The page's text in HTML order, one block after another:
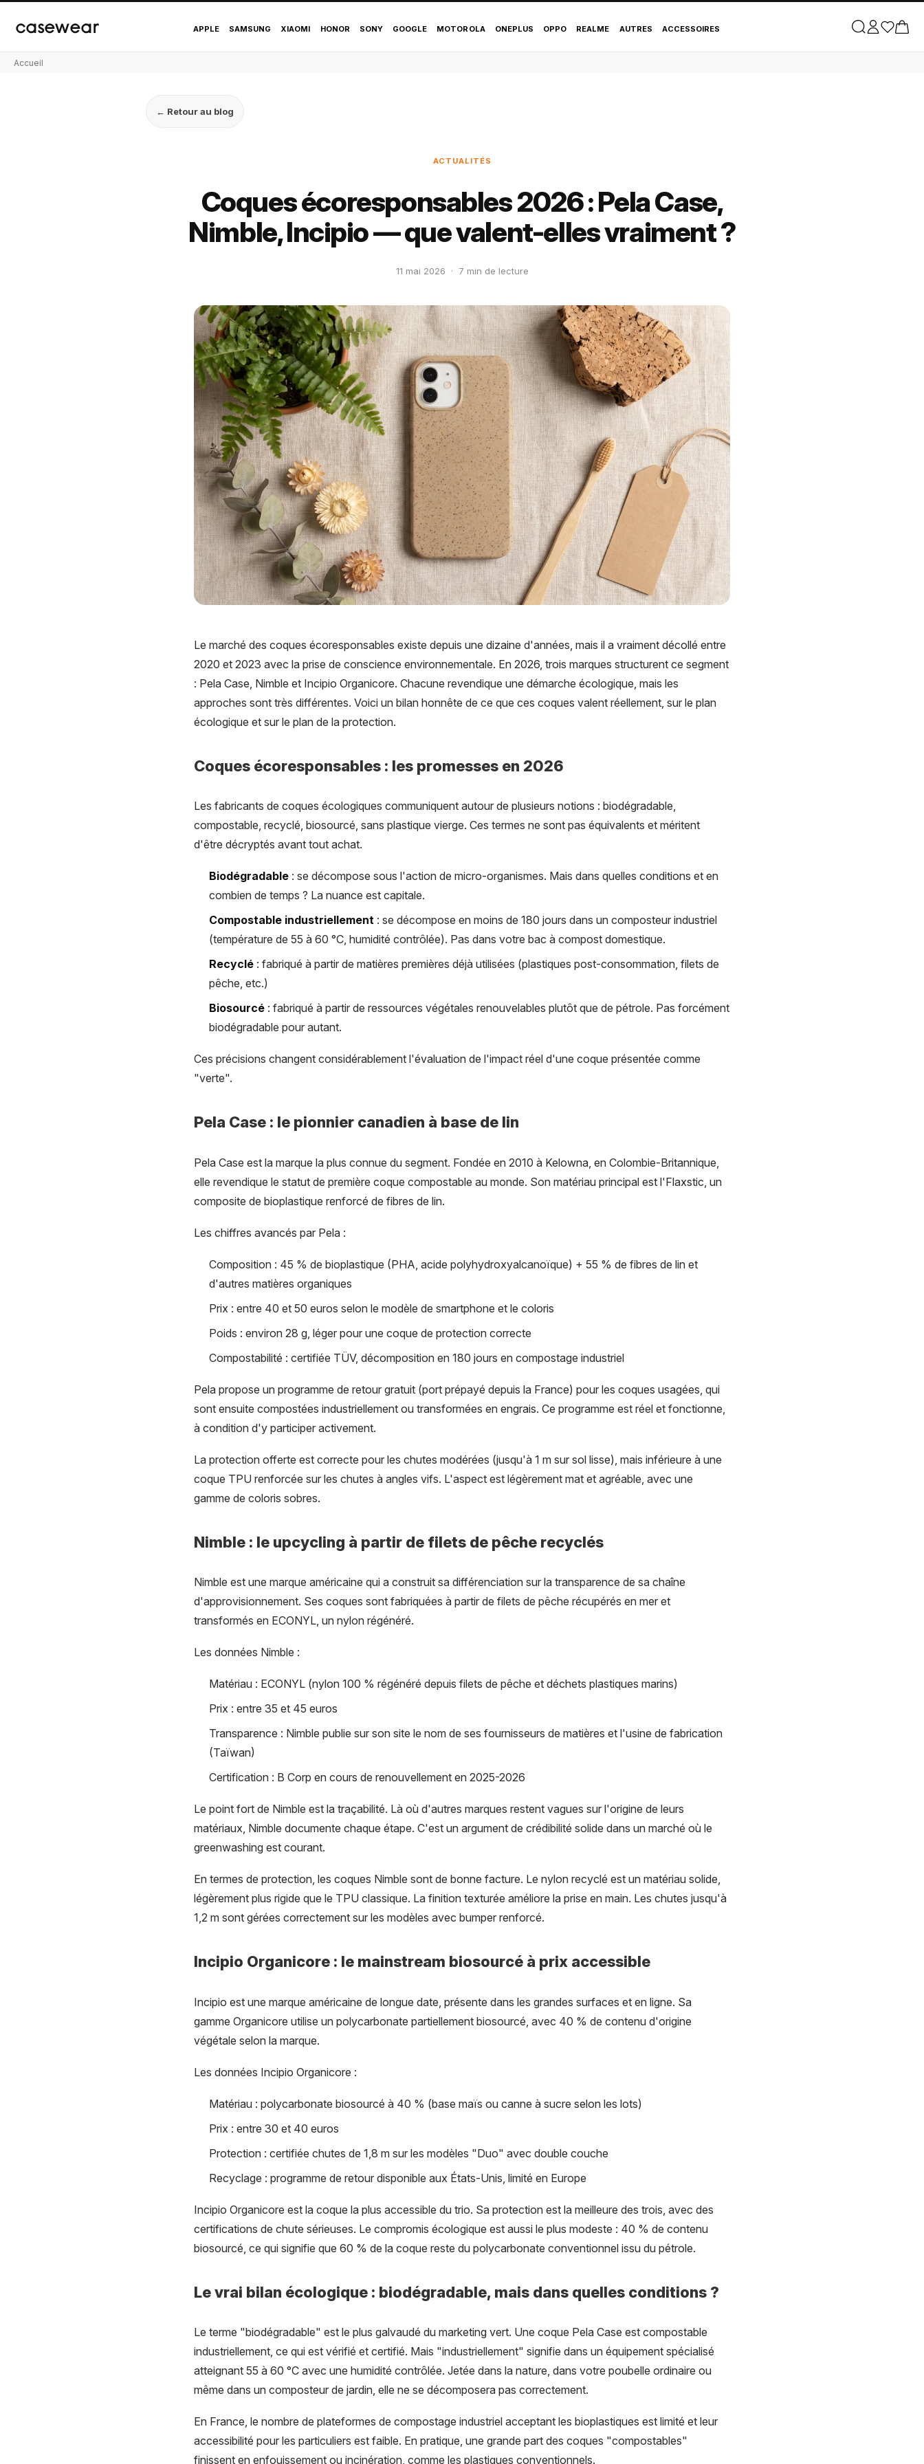
casewear APPLE SAMSUNG XIAOMI HONOR SONY GOOGLE MOTOROLA ONEPLUS OPPO REALME AUTRES ACCESSOIRES
Accueil
← Retour au blog
ACTUALITÉS
Coques écoresponsables 2026 : Pela Case,
Nimble, Incipio — que valent-elles vraiment ?
11 mai 2026 · 7 min de lecture
Le marché des coques écoresponsables existe depuis une dizaine d'années, mais il a vraiment décollé entre
2020 et 2023 avec la prise de conscience environnementale. En 2026, trois marques structurent ce segment
: Pela Case, Nimble et Incipio Organicore. Chacune revendique une démarche écologique, mais les
approches sont très différentes. Voici un bilan honnête de ce que ces coques valent réellement, sur le plan
écologique et sur le plan de la protection.
Coques écoresponsables : les promesses en 2026
Les fabricants de coques écologiques communiquent autour de plusieurs notions : biodégradable,
compostable, recyclé, biosourcé, sans plastique vierge. Ces termes ne sont pas équivalents et méritent
d'être décryptés avant tout achat.
Biodégradable : se décompose sous l'action de micro-organismes. Mais dans quelles conditions et en
combien de temps ? La nuance est capitale.
Compostable industriellement : se décompose en moins de 180 jours dans un composteur industriel
(température de 55 à 60 °C, humidité contrôlée). Pas dans votre bac à compost domestique.
Recyclé : fabriqué à partir de matières premières déjà utilisées (plastiques post-consommation, filets de
pêche, etc.)
Biosourcé : fabriqué à partir de ressources végétales renouvelables plutôt que de pétrole. Pas forcément
biodégradable pour autant.
Ces précisions changent considérablement l'évaluation de l'impact réel d'une coque présentée comme
"verte".
Pela Case : le pionnier canadien à base de lin
Pela Case est la marque la plus connue du segment. Fondée en 2010 à Kelowna, en Colombie-Britannique,
elle revendique le statut de première coque compostable au monde. Son matériau principal est l'Flaxstic, un
composite de bioplastique renforcé de fibres de lin.
Les chiffres avancés par Pela :
Composition : 45 % de bioplastique (PHA, acide polyhydroxyalcanoïque) + 55 % de fibres de lin et
d'autres matières organiques
Prix : entre 40 et 50 euros selon le modèle de smartphone et le coloris
Poids : environ 28 g, léger pour une coque de protection correcte
Compostabilité : certifiée TÜV, décomposition en 180 jours en compostage industriel
Pela propose un programme de retour gratuit (port prépayé depuis la France) pour les coques usagées, qui
sont ensuite compostées industriellement ou transformées en engrais. Ce programme est réel et fonctionne,
à condition d'y participer activement.
La protection offerte est correcte pour les chutes modérées (jusqu'à 1 m sur sol lisse), mais inférieure à une
coque TPU renforcée sur les chutes à angles vifs. L'aspect est légèrement mat et agréable, avec une
gamme de coloris sobres.
Nimble : le upcycling à partir de filets de pêche recyclés
Nimble est une marque américaine qui a construit sa différenciation sur la transparence de sa chaîne
d'approvisionnement. Ses coques sont fabriquées à partir de filets de pêche récupérés en mer et
transformés en ECONYL, un nylon régénéré.
Les données Nimble :
Matériau : ECONYL (nylon 100 % régénéré depuis filets de pêche et déchets plastiques marins)
Prix : entre 35 et 45 euros
Transparence : Nimble publie sur son site le nom de ses fournisseurs de matières et l'usine de fabrication
(Taïwan)
Certification : B Corp en cours de renouvellement en 2025-2026
Le point fort de Nimble est la traçabilité. Là où d'autres marques restent vagues sur l'origine de leurs
matériaux, Nimble documente chaque étape. C'est un argument de crédibilité solide dans un marché où le
greenwashing est courant.
En termes de protection, les coques Nimble sont de bonne facture. Le nylon recyclé est un matériau solide,
légèrement plus rigide que le TPU classique. La finition texturée améliore la prise en main. Les chutes jusqu'à
1,2 m sont gérées correctement sur les modèles avec bumper renforcé.
Incipio Organicore : le mainstream biosourcé à prix accessible
Incipio est une marque américaine de longue date, présente dans les grandes surfaces et en ligne. Sa
gamme Organicore utilise un polycarbonate partiellement biosourcé, avec 40 % de contenu d'origine
végétale selon la marque.
Les données Incipio Organicore :
Matériau : polycarbonate biosourcé à 40 % (base maïs ou canne à sucre selon les lots)
Prix : entre 30 et 40 euros
Protection : certifiée chutes de 1,8 m sur les modèles "Duo" avec double couche
Recyclage : programme de retour disponible aux États-Unis, limité en Europe
Incipio Organicore est la coque la plus accessible du trio. Sa protection est la meilleure des trois, avec des
certifications de chute sérieuses. Le compromis écologique est aussi le plus modeste : 40 % de contenu
biosourcé, ce qui signifie que 60 % de la coque reste du polycarbonate conventionnel issu du pétrole.
Le vrai bilan écologique : biodégradable, mais dans quelles conditions ?
Le terme "biodégradable" est le plus galvaudé du marketing vert. Une coque Pela Case est compostable
industriellement, ce qui est vérifié et certifié. Mais "industriellement" signifie dans un équipement spécialisé
atteignant 55 à 60 °C avec une humidité contrôlée. Jetée dans la nature, dans votre poubelle ordinaire ou
même dans un composteur de jardin, elle ne se décomposera pas correctement.
En France, le nombre de plateformes de compostage industriel acceptant les bioplastiques est limité et leur
accessibilité pour les particuliers est faible. En pratique, une grande part des coques "compostables"
finissent en enfouissement ou incinération, comme les plastiques conventionnels.